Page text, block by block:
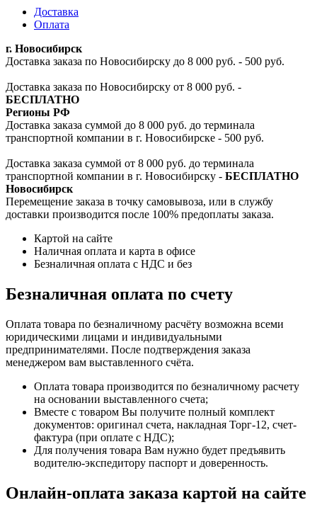
Доставка
Оплата
г. Новосибирск
Доставка заказа по Новосибирску до 8 000 руб. - 500 руб.
Доставка заказа по Новосибирску от 8 000 руб. -
БЕСПЛАТНО
Регионы РФ
Доставка заказа суммой до 8 000 руб. до терминала
транспортной компании в г. Новосибирске - 500 руб.
Доставка заказа суммой от 8 000 руб. до терминала
транспортной компании в г. Новосибирску - БЕСПЛАТНО
Новосибирск
Перемещение заказа в точку самовывоза, или в службу
доставки производится после 100% предоплаты заказа.
Картой на сайте
Наличная оплата и карта в офисе
Безналичная оплата с НДС и без
Безналичная оплата по счету
Оплата товара по безналичному расчёту возможна всеми
юридическими лицами и индивидуальными
предпринимателями. После подтверждения заказа
менеджером вам выставленного счёта.
Оплата товара производится по безналичному расчету
на основании выставленного счета;
Вместе с товаром Вы получите полный комплект
документов: оригинал счета, накладная Торг-12, счет-
фактура (при оплате с НДС);
Для получения товара Вам нужно будет предъявить
водителю-экспедитору паспорт и доверенность.
Онлайн-оплата заказа картой на сайте